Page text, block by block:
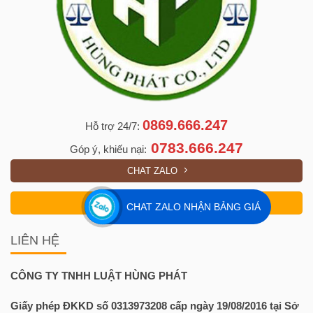
Hỗ trợ 24/7: 0869.666.247
Góp ý, khiếu nại: 0783.666.247
CHAT ZALO
GỌI NGAY
LIÊN HỆ
CÔNG TY TNHH LUẬT HÙNG PHÁT
Giấy phép ĐKKD số 0313973208 cấp ngày 19/08/2016 tại Sở
CHAT ZALO NHẬN BẢNG GIÁ